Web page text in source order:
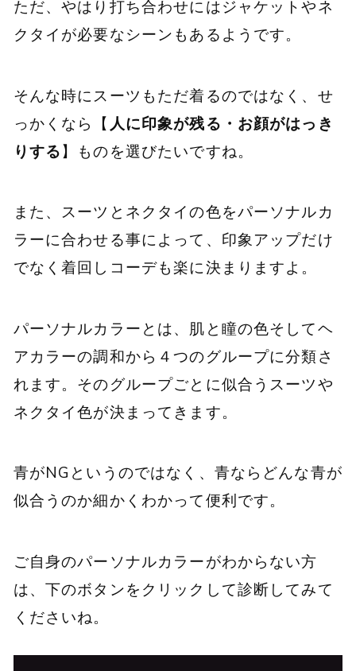
ただ、やはり打ち合わせにはジャケットやネ
クタイが必要なシーンもあるようです。
そんな時にスーツもただ着るのではなく、せ
っかくなら【 人に印象が残る・お顔がはっき
りする】ものを選びたいですね。
また、スーツとネクタイの色をパーソナルカ
ラーに合わせる事によって、印象アップだけ
でなく着回しコーデも楽に決まりますよ。
パーソナルカラーとは、肌と瞳の色そしてヘ
アカラーの調和から４つのグループに分類さ
れます。そのグループごとに似合うスーツや
ネクタイ色が決まってきます。
青がNGというのではなく、青ならどんな青が
似合うのか細かくわかって便利です。
ご自身のパーソナルカラーがわからない方
は、下のボタンをクリックして診断してみて
くださいね。